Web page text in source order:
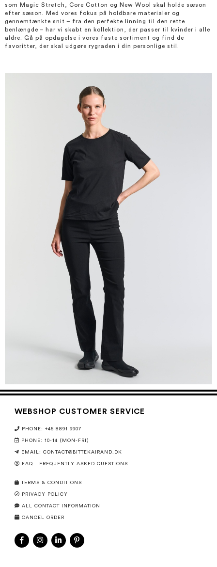
som Magic Stretch, Core Cotton og New Wool skal holde sæson
efter sæson. Med vores fokus på holdbare materialer og
gennemtænkte snit – fra den perfekte linning til den rette
benlængde – har vi skabt en kollektion, der passer til kvinder i alle
aldre. Gå på opdagelse i vores faste sortiment og find de
favoritter, der skal udgøre rygraden i din personlige stil.
WEBSHOP CUSTOMER SERVICE
PHONE: +45 8891 9907
PHONE: 10-14 (MON-FRI)
EMAIL: CONTACT@BITTEKAIRAND.DK
FAQ - FREQUENTLY ASKED QUESTIONS
TERMS & CONDITIONS
PRIVACY POLICY
ALL CONTACT INFORMATION
CANCEL ORDER